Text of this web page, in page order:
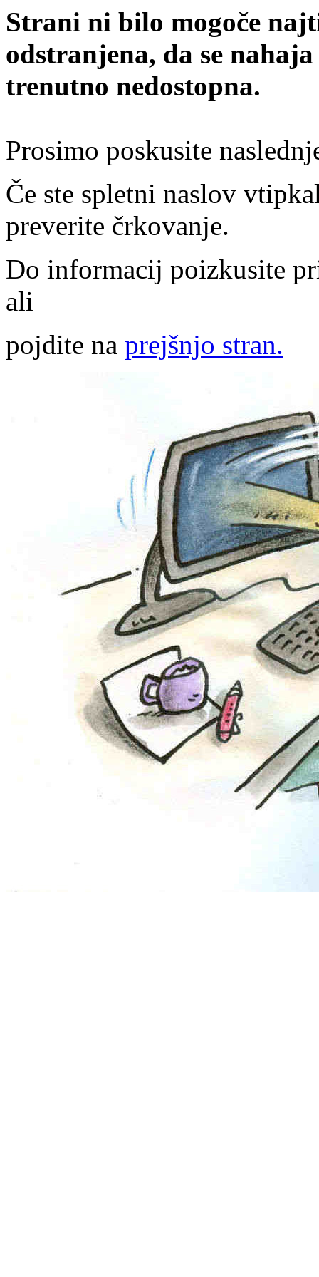
Strani ni bilo mogoče
odstranjena, da se
trenutno nedostopna.
Prosimo poskusite
Če ste spletni naslov
preverite črkovanje.
Do informacij poizkusite
ali
pojdite na prejšnjo stran.